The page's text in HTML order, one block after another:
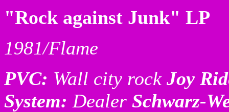
"Rock against Junk" LP
1981/Flame
PVC: Wall city rock Joy
System: Dealer Schwarz-